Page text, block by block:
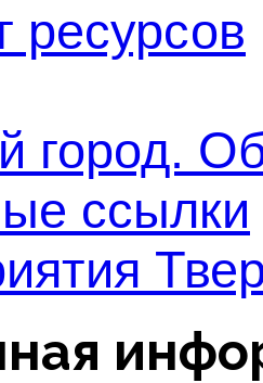
ресурсов
город.
ссылки